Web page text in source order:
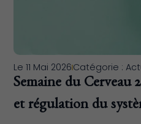
Le 11 Mai 2026Catégorie :
Semaine du Cerveau
et régulation du